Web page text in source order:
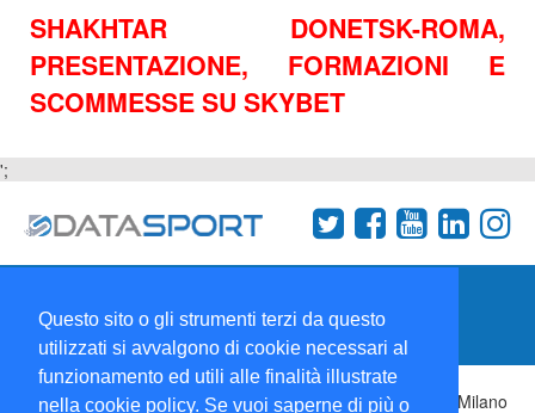
Questo sito o gli strumenti terzi da questo
utilizzati si avvalgono di cookie necessari al
funzionamento ed utili alle finalità illustrate
nella cookie policy. Se vuoi saperne di più o
SHAKHTAR DONETSK-ROMA,
PRESENTAZIONE, FORMAZIONI E
SCOMMESSE SU SKYBET
';
Collabora con noi
Copyright 1995-2026 © Wise Srl Via Palmanova 8 20132 Milano